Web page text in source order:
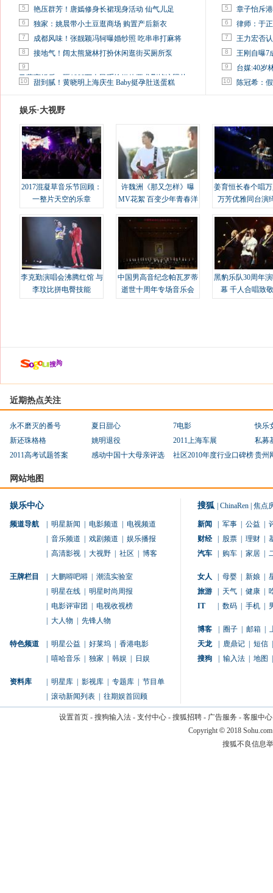
5 艳压群芳！唐嫣修身长裙现身活动 仙气儿足
6 独家：姚晨带小土豆逛商场 购置产后新衣
7 成都风味！张靓颖冯轲曝婚纱照 吃串串打麻将
8 接地气！阔太熊黛林打扮休闲逛街买厕所泵
9
马蓉离婚后，砸1000万人民币给媒体要求删掉这照片
10 甜到腻！黄晓明上海庆生 Baby挺孕肚送蛋糕
5 章子怡斥
6 律师：于
7 王力宏否
8 王刚自曝7
9 台媒:40岁
10 陈冠希：
娱乐·大视野
2017混凝草音乐节回顾：
一整片天空的乐章
许魏洲《那又怎样》曝
MV花絮 百变少年青春洋
姜育恒长春个唱
万芳优雅同台演
李克勤演唱会沸腾红馆 与
李玟比拼电臀技能
中国男高音纪念帕瓦罗蒂
逝世十周年专场音乐会
黑豹乐队30周年
幕 千人合唱致
近期热点关注
永不磨灭的番号 夏日甜心 7电影
快乐
新还珠格格
姚明退役 2011上海车展
私募
2011高考试题答案
感动中国十大母亲评选 社区2010年度行业口碑榜贵州
网站地图
娱乐中心
频道导航 明星新闻 电影频道
电视频道
音乐频道 戏剧频道
娱乐播报
高清影视 大视野 社区 博客
王牌栏目 大鹏嘚吧嘚
潮流实验室
明星在线
明星时尚周报
电影评审团
电视收视榜
大人物 先锋人物
特色频道 明星公益 好莱坞
香港电影
嘻哈音乐 独家 韩娱 日娱
资料库 明星库 影视库 专题库
节目单
滚动新闻列表 往期娱首回顾
搜狐 ChinaRen 焦点
新闻 军事 公益
财经
股票 理财
汽车
购车 家居
女人 母婴 新娘
旅游
天气 健康
IT
数码 手机
博客 圈子 邮箱
天龙
鹿鼎记 短信
搜狗
输入法 地图
设置首页- 搜狗输入法- 支付中心- 搜狐招聘- 广告服务 - 客服中心
Copyright © 2018
搜狐不良信息